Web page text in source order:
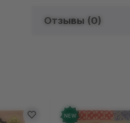
Отзывы (0)
NEW